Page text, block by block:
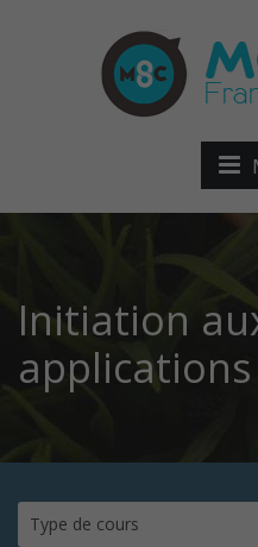
Initiation
Type de cours